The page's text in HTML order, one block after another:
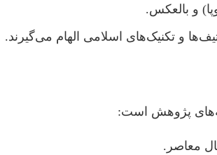
و بالعکس.
و تکنیک‌های اسلامی الهام می‌گیرند.
پژوهش است:
معاصر.